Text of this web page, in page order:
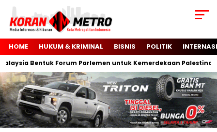
HOME HUKUM & KRIMINAL BISNIS POLITIK
Bentuk Forum Parlemen untuk Kemerdekaan Palestina